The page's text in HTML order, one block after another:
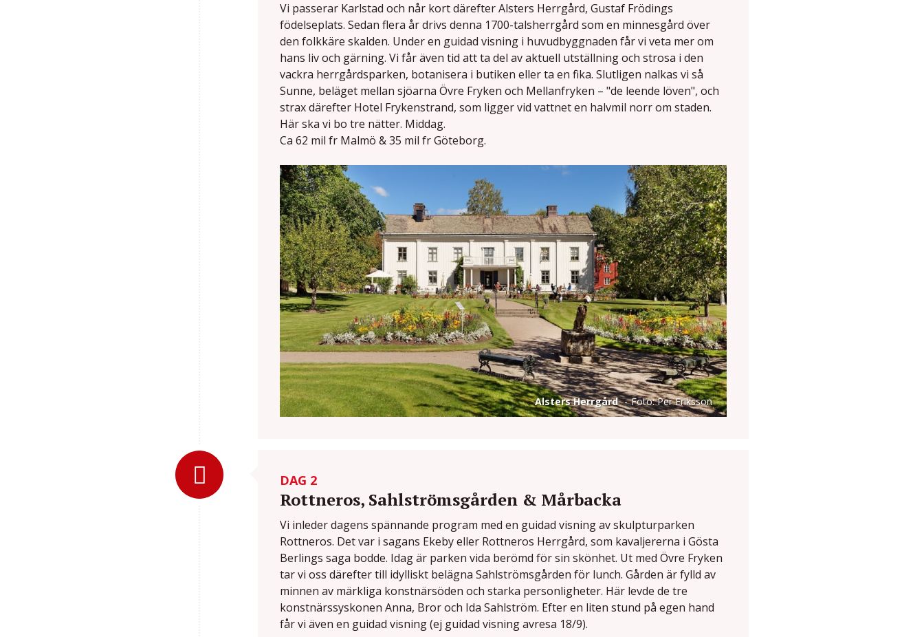
Vi passerar Karlstad och når kort därefter Alsters Herrgård, Gustaf Frödings
födelseplats. Sedan flera år drivs denna 1700-talsherrgård som en minnesgård över
den folkkäre skalden. Under en guidad visning i huvudbyggnaden får vi veta mer om
hans liv och gärning. Vi får även tid att ta del av aktuell utställning och strosa i den
vackra herrgårdsparken, botanisera i butiken eller ta en fika. Slutligen nalkas vi så
Sunne, beläget mellan sjöarna Övre Fryken och Mellanfryken – "de leende löven", och
strax därefter Hotel Frykenstrand, som ligger vid vattnet en halvmil norr om staden.
Här ska vi bo tre nätter. Middag.
Ca 62 mil fr Malmö & 35 mil fr Göteborg.
Alsters Herrgård Foto: Per Eriksson
DAG 2
Rottneros, Sahlströmsgården & Mårbacka
Vi inleder dagens spännande program med en guidad visning av skulpturparken
Rottneros. Det var i sagans Ekeby eller Rottneros Herrgård, som kavaljererna i Gösta
Berlings saga bodde. Idag är parken vida berömd för sin skönhet. Ut med Övre Fryken
tar vi oss därefter till idylliskt belägna Sahlströmsgården för lunch. Gården är fylld av
minnen av märkliga konstnärsöden och starka personligheter. Här levde de tre
konstnärssyskonen Anna, Bror och Ida Sahlström. Efter en liten stund på egen hand
får vi även en guidad visning (ej guidad visning avresa 18/9).